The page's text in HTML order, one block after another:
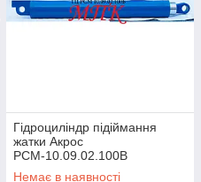
Гідроциліндр підіймання
жатки Акрос
РСМ-10.09.02.100В
Немає в наявності